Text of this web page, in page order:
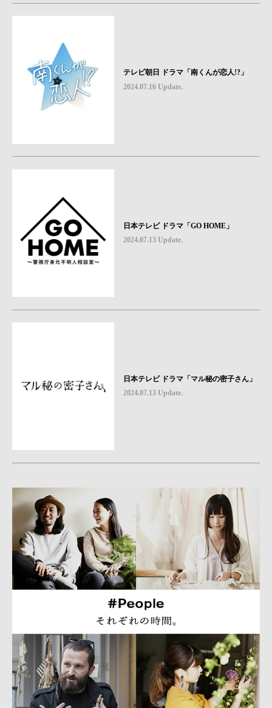
テレビ朝日 ドラマ「南くんが恋人!?」
2024.07.16 Update.
日本テレビ ドラマ「GO HOME」
2024.07.13 Update.
日本テレビ ドラマ「マル秘の密子さん」
2024.07.13 Update.